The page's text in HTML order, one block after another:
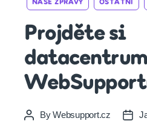
NAŠE ZPRÁVY OSTATNÍ
Projděte si
datacentrum
PostByWebsupport.cz
Post